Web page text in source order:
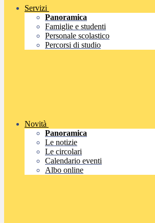
Servizi
Panoramica
Famiglie e studenti
Personale scolastico
Percorsi di studio
Novità
Panoramica
Le notizie
Le circolari
Calendario eventi
Albo online